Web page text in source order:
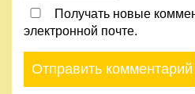
Получать новые
электронной почте.